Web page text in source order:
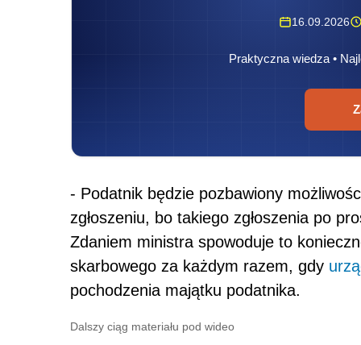
16.09.2026
Praktyczna wiedza •
- Podatnik będzie pozbawiony
zgłoszeniu, bo takiego zgłoszenia po
Zdaniem ministra spowoduje to
skarbowego za każdym razem, gdy
pochodzenia majątku podatnika.
Dalszy ciąg materiału pod wideo